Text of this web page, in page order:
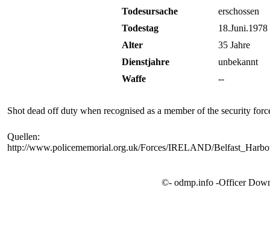
Todesursache
erschossen
Todestag
18.Juni.1978
Alter
35 Jahre
Dienstjahre
unbekannt
Waffe
--
Shot dead off duty when recognised as a member of the security
Quellen:
http://www.policememorial.org.uk/Forces/IRELAND/
©- odmp.info -Officer